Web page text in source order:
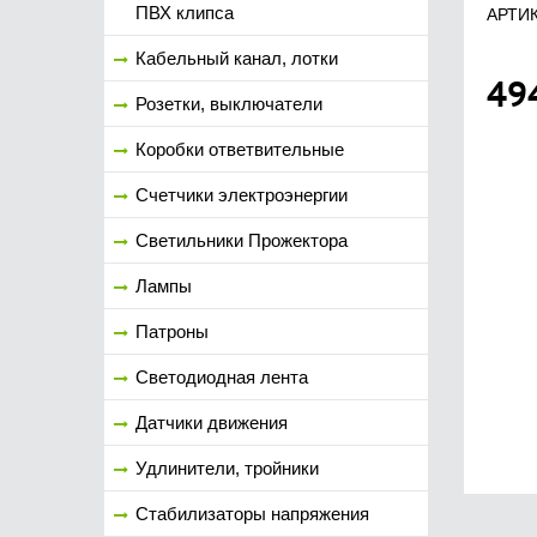
ПВХ клипса
Кабельный канал, лотки
Розетки, выключатели
Коробки ответвительные
Счетчики электроэнергии
Светильники Прожектора
Лампы
Патроны
Светодиодная лента
Датчики движения
Удлинители, тройники
Стабилизаторы напряжения